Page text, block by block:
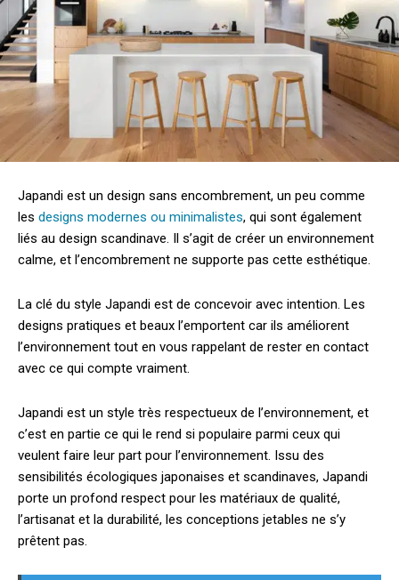
Japandi est un design sans encombrement, un peu comme
les designs modernes ou minimalistes, qui sont également
liés au design scandinave. Il s’agit de créer un environnement
calme, et l’encombrement ne supporte pas cette esthétique.
La clé du style Japandi est de concevoir avec intention. Les
designs pratiques et beaux l’emportent car ils améliorent
l’environnement tout en vous rappelant de rester en contact
avec ce qui compte vraiment.
Japandi est un style très respectueux de l’environnement, et
c’est en partie ce qui le rend si populaire parmi ceux qui
veulent faire leur part pour l’environnement. Issu des
sensibilités écologiques japonaises et scandinaves, Japandi
porte un profond respect pour les matériaux de qualité,
l’artisanat et la durabilité, les conceptions jetables ne s’y
prêtent pas.